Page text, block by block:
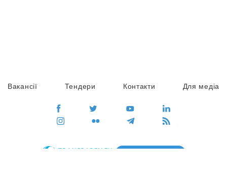
Вакансії Тендери Контакти Для медіа